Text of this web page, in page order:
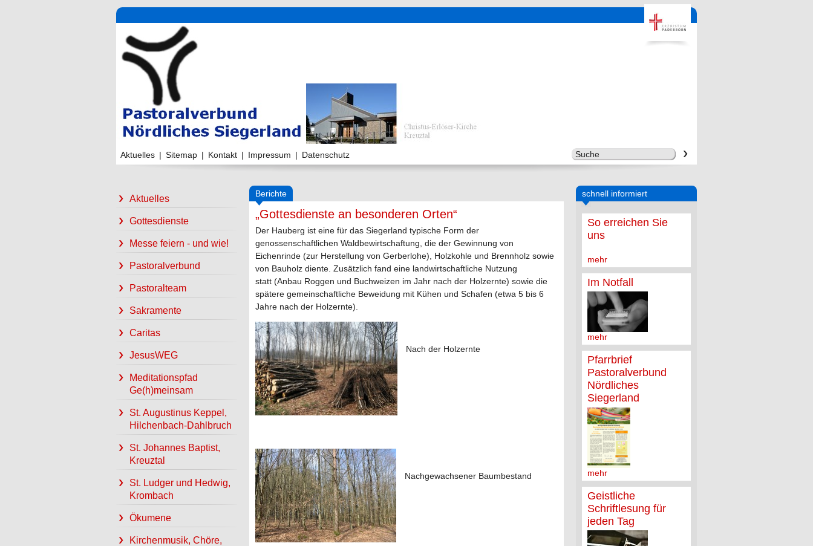
Aktuelles | Sitemap | Kontakt | Impressum | Datenschutz
Aktuelles
Gottesdienste
Messe feiern - und wie!
Pastoralverbund
Pastoralteam
Sakramente
Caritas
JesusWEG
Meditationspfad
Ge(h)meinsam
St. Augustinus Keppel,
Hilchenbach-Dahlbruch
St. Johannes Baptist,
Kreuztal
St. Ludger und Hedwig,
Krombach
Ökumene
Kirchenmusik, Chöre,
schnell informiert
So erreichen Sie
uns
mehr
Im Notfall
mehr
Pfarrbrief
Pastoralverbund
Nördliches
Siegerland
mehr
Geistliche
Schriftlesung für
jeden Tag
Berichte
„Gottesdienste an besonderen Orten“
Der Hauberg ist eine für das Siegerland typische Form der
genossenschaftlichen Waldbewirtschaftung, die der Gewinnung von
Eichenrinde (zur Herstellung von Gerberlohe), Holzkohle und Brennholz sowie
von Bauholz diente. Zusätzlich fand eine landwirtschaftliche Nutzung
statt (Anbau Roggen und Buchweizen im Jahr nach der Holzernte) sowie die
spätere gemeinschaftliche Beweidung mit Kühen und Schafen (etwa 5 bis 6
Jahre nach der Holzernte).
Nach der Holzernte
Nachgewachsener Baumbestand